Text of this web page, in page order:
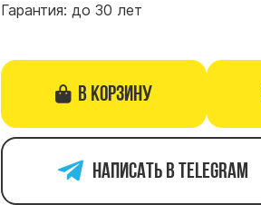
Гарантия: до 30 лет
В корзину
Написать в telegram